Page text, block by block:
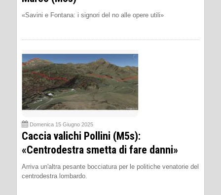
«Savini e Fontana: i signori del no alle opere utili»
Domenica 15 Giugno 2025
Caccia valichi Pollini (M5s):
«Centrodestra smetta di fare danni»
Arriva un'altra pesante bocciatura per le politiche venatorie del
centrodestra lombardo.